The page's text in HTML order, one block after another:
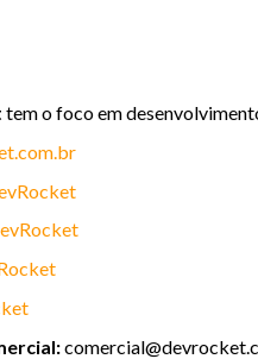
tem o foco em